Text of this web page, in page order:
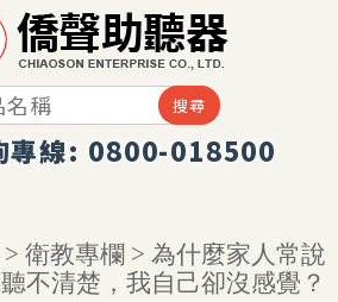
> 衛教專欄 > 為什麼家人常說
不清楚，我自己卻沒感覺？